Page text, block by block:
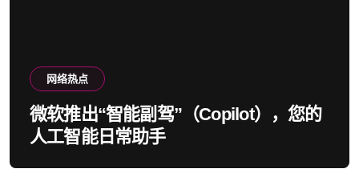
网络热点
微软推出“智能副驾”（Copilot），您的
人工智能日常助手